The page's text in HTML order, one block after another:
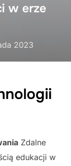
w erze
2023
Zdalne
edukacji w